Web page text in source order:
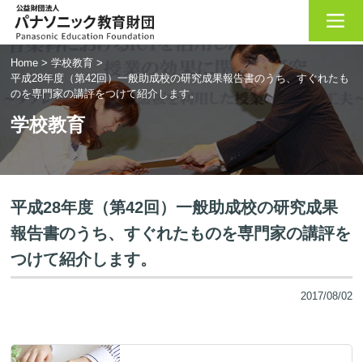
Home >学校教育 >
平成28年度（第42回）一般助成校の研究成果報告書のうち、すぐれたも
のを専門家の講評をつけて紹介します。
学校教育
平成28年度（第42回）一般助成校の研究成果
報告書のうち、すぐれたものを専門家の講評を
つけて紹介します。
2017/08/02